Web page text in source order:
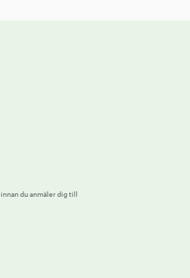
innan du anmäler dig till